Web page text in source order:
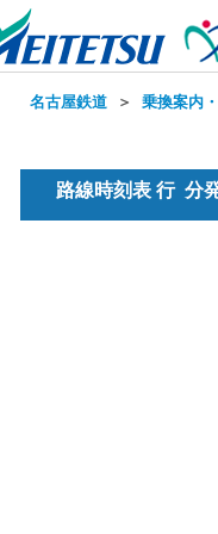
名古屋鉄道 ＞ 乗換案内
路線時刻表 行 分